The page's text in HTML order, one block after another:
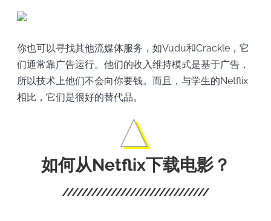
你也可以寻找其他流媒体服务，如Vudu和Crackle，它
们通常靠广告运行。他们的收入维持模式是基于广告，
所以技术上他们不会向你要钱。而且，与学生的Netflix
相比，它们是很好的替代品。
如何从Netflix下载电影？